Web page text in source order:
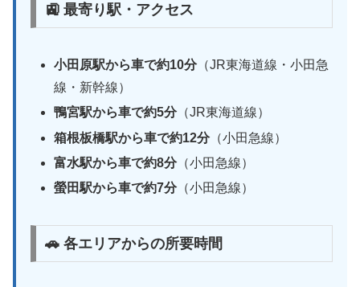
🚉 最寄り駅・アクセス
小田原駅から車で約10分（JR東海道線・小田急
線・新幹線）
鴨宮駅から車で約5分（JR東海道線）
箱根板橋駅から車で約12分（小田急線）
富水駅から車で約8分（小田急線）
螢田駅から車で約7分（小田急線）
🚗 各エリアからの所要時間